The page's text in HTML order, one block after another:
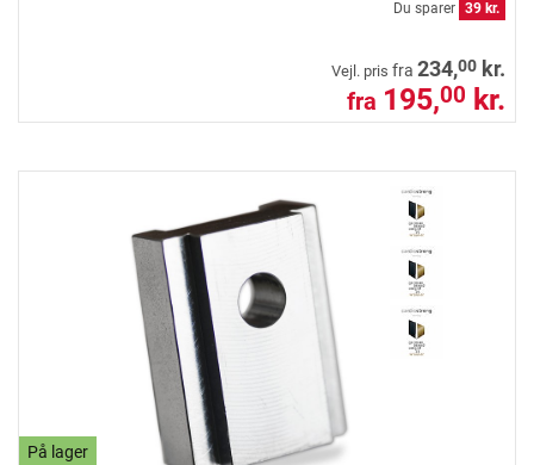
Du sparer 39 kr.
Vejl. pris fra 234,00 kr.
fra 195,00 kr.
På lager